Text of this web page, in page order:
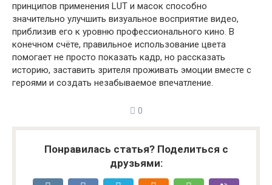
принципов применения LUT и масок способно
значительно улучшить визуальное восприятие видео,
приблизив его к уровню профессионального кино. В
конечном счёте, правильное использование цвета
помогает не просто показать кадр, но рассказать
историю, заставить зрителя проживать эмоции вместе с
героями и создать незабываемое впечатление.
0
Понравилась статья? Поделиться с
друзьями: